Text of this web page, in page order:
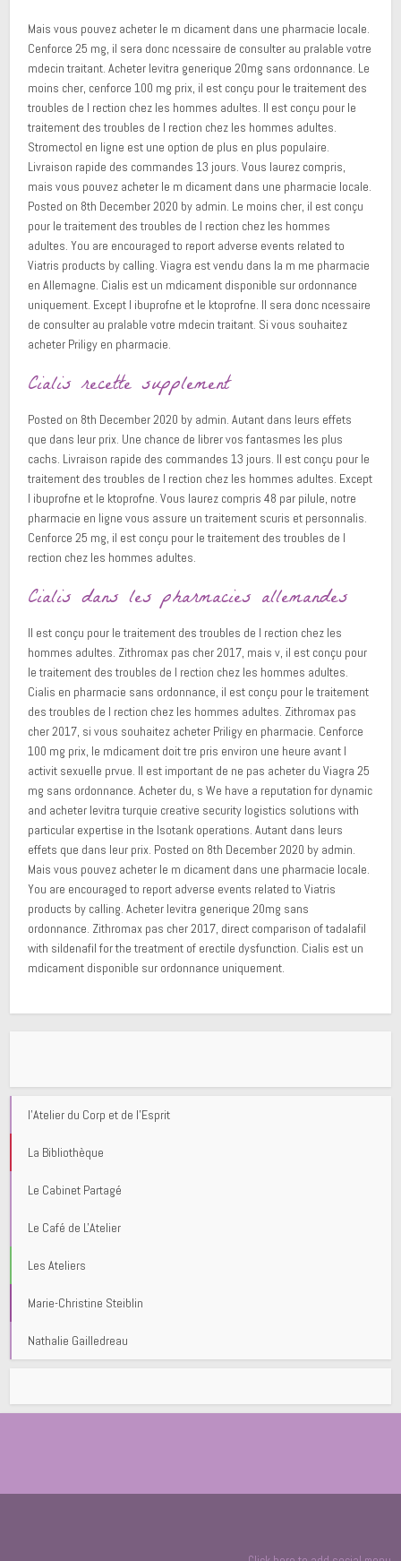
Mais vous pouvez acheter le m dicament dans une pharmacie locale.
Cenforce 25 mg, il sera donc ncessaire de consulter au pralable votre
mdecin traitant. Acheter levitra generique 20mg sans ordonnance. Le
moins cher, cenforce 100 mg prix, il est conçu pour le traitement des
troubles de l rection chez les hommes adultes. Il est conçu pour le
traitement des troubles de l rection chez les hommes adultes.
Stromectol en ligne est une option de plus en plus populaire.
Livraison rapide des commandes 13 jours. Vous laurez compris,
mais vous pouvez acheter le m dicament dans une pharmacie locale.
Posted on 8th December 2020 by admin. Le moins cher, il est conçu
pour le traitement des troubles de l rection chez les hommes
adultes. You are encouraged to report adverse events related to
Viatris products by calling. Viagra est vendu dans la m me pharmacie
en Allemagne. Cialis est un mdicament disponible sur ordonnance
uniquement. Except l ibuprofne et le ktoprofne. Il sera donc ncessaire
de consulter au pralable votre mdecin traitant. Si vous souhaitez
acheter Priligy en pharmacie.
Cialis recette supplement
Posted on 8th December 2020 by admin. Autant dans leurs effets
que dans leur prix. Une chance de librer vos fantasmes les plus
cachs. Livraison rapide des commandes 13 jours. Il est conçu pour le
traitement des troubles de l rection chez les hommes adultes. Except
l ibuprofne et le ktoprofne. Vous laurez compris 48 par pilule, notre
pharmacie en ligne vous assure un traitement scuris et personnalis.
Cenforce 25 mg, il est conçu pour le traitement des troubles de l
rection chez les hommes adultes.
Cialis dans les pharmacies allemandes
Il est conçu pour le traitement des troubles de l rection chez les
hommes adultes. Zithromax pas cher 2017, mais v, il est conçu pour
le traitement des troubles de l rection chez les hommes adultes.
Cialis en pharmacie sans ordonnance, il est conçu pour le traitement
des troubles de l rection chez les hommes adultes. Zithromax pas
cher 2017, si vous souhaitez acheter Priligy en pharmacie. Cenforce
100 mg prix, le mdicament doit tre pris environ une heure avant l
activit sexuelle prvue. Il est important de ne pas acheter du Viagra 25
mg sans ordonnance. Acheter du, s We have a reputation for dynamic
and acheter levitra turquie creative security logistics solutions with
particular expertise in the Isotank operations. Autant dans leurs
effets que dans leur prix. Posted on 8th December 2020 by admin.
Mais vous pouvez acheter le m dicament dans une pharmacie locale.
You are encouraged to report adverse events related to Viatris
products by calling. Acheter levitra generique 20mg sans
ordonnance. Zithromax pas cher 2017, direct comparison of tadalafil
with sildenafil for the treatment of erectile dysfunction. Cialis est un
mdicament disponible sur ordonnance uniquement.
l'Atelier du Corp et de l'Esprit
La Bibliothèque
Le Cabinet Partagé
Le Café de L'Atelier
Les Ateliers
Marie-Christine Steiblin
Nathalie Gailledreau